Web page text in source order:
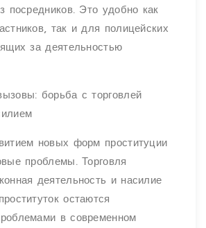
посредников. Это удобно как
так и для полицейских
за деятельностью
борьба с торговлей
новых форм проституции
проблемы. Торговля
деятельность и насилие
остаются
в современном